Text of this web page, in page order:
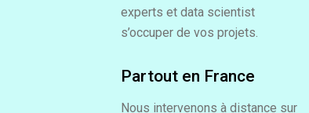
experts et data scientist
s’occuper de vos projets.
Partout en France
Nous intervenons à distance sur